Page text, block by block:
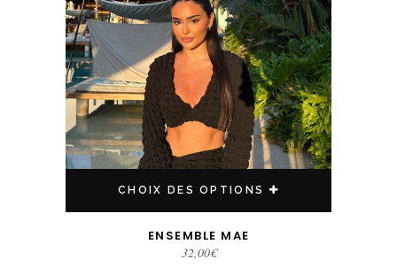
CHOIX DES OPTIONS
ENSEMBLE MAE
32,00€